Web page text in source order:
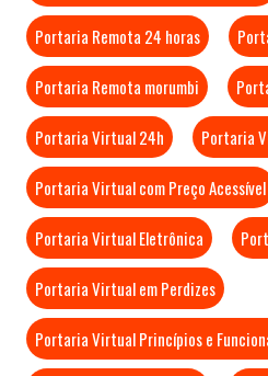
Portaria Remota 24 horas
Portaria Remota morumbi
Portaria Virtual 24h Portaria
Portaria Virtual com Preço Acessível
Portaria Virtual Eletrônica
Portaria Virtual em Perdizes
Portaria Virtual Princípios e